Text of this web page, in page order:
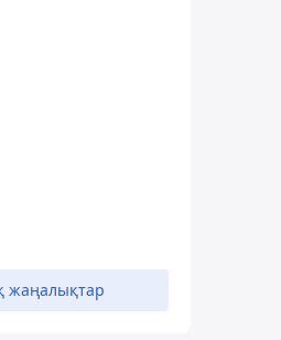
жаңалықтар